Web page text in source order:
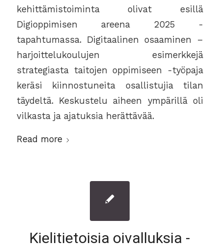
kehittämistoiminta olivat esillä
Digioppimisen areena 2025 -
tapahtumassa. Digitaalinen osaaminen –
harjoittelukoulujen esimerkkejä
strategiasta taitojen oppimiseen -työpaja
keräsi kiinnostuneita osallistujia tilan
täydeltä. Keskustelu aiheen ympärillä oli
vilkasta ja ajatuksia herättävää.
Read more
Kielitietoisia oivalluksia -